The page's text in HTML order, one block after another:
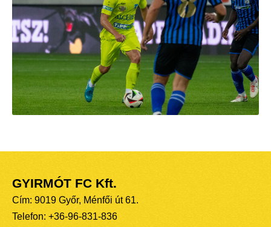
GYIRMÓT FC Kft.
Cím: 9019 Győr, Ménfői út 61.
Telefon: +36-96-831-836